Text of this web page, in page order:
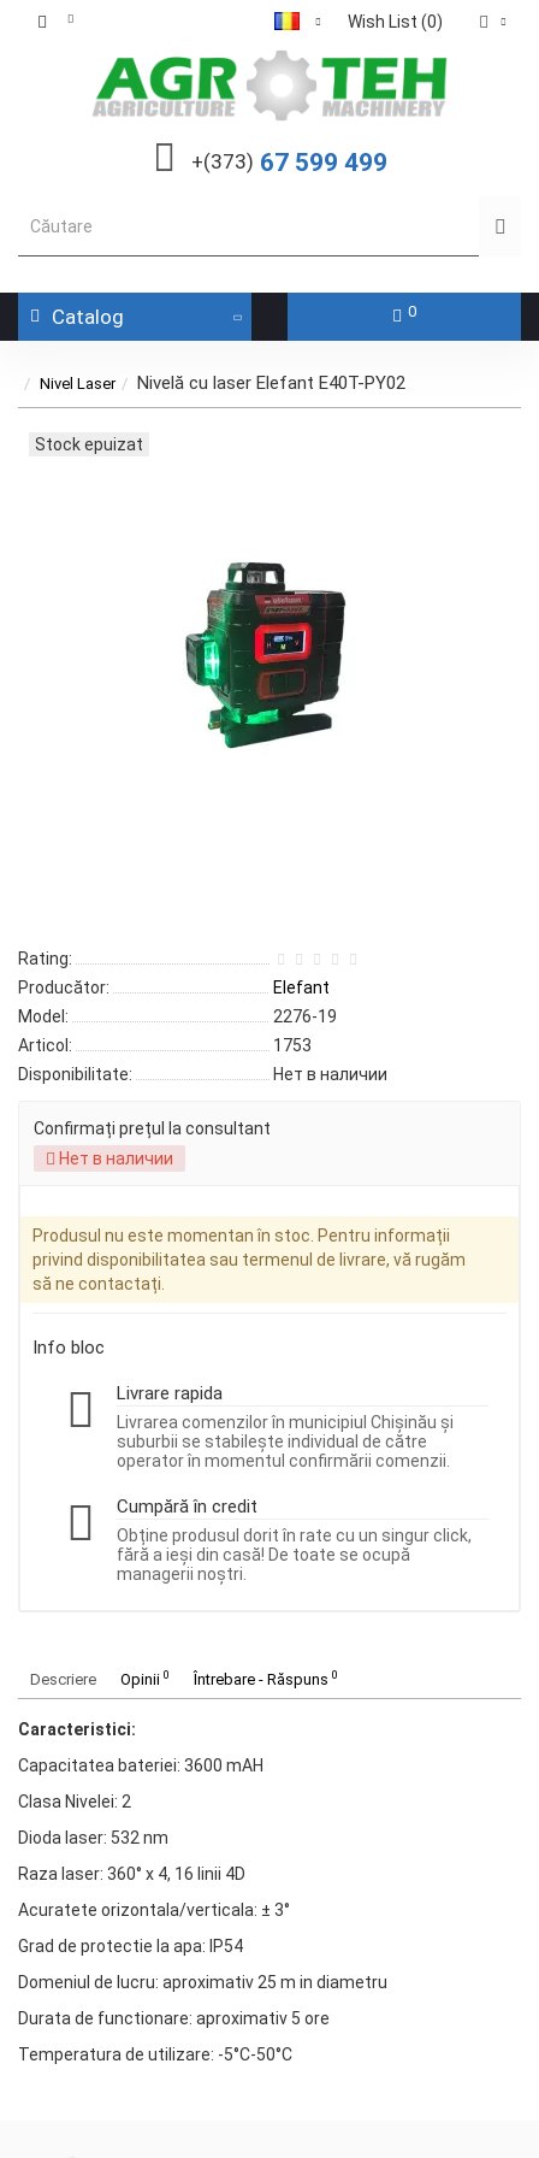
Wish List (0)
+(373) 67 599 499
Catalog 0
Nivel Laser Nivelă cu laser Elefant E40T-PY02
Stock epuizat
Rating:
Producător:
Elefant
Model:
2276-19
Articol:
1753
Disponibilitate:
Нет в наличии
Confirmați prețul la consultant
Нет в наличии
Produsul nu este momentan în stoc. Pentru informații
privind disponibilitatea sau termenul de livrare, vă rugăm
să ne contactați.
Info bloc
Livrare rapida
Livrarea comenzilor în municipiul Chișinău și
suburbii se stabilește individual de către
operator în momentul confirmării comenzii.
Cumpără în credit
Obține produsul dorit în rate cu un singur click,
fără a ieși din casă! De toate se ocupă
managerii noștri.
Descriere Opinii 0 Întrebare - Răspuns 0
Caracteristici:
Capacitatea bateriei: 3600 mAH
Clasa Nivelei: 2
Dioda laser: 532 nm
Raza laser: 360° x 4, 16 linii 4D
Acuratete orizontala/verticala: ± 3°
Grad de protectie la apa: IP54
Domeniul de lucru: aproximativ 25 m in diametru
Durata de functionare: aproximativ 5 ore
Temperatura de utilizare: -5°C-50°C